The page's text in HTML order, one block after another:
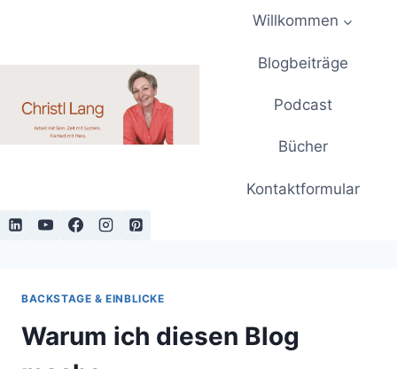
Willkommen
Blogbeiträge
Podcast
Bücher
Kontaktformular
BACKSTAGE & EINBLICKE
Warum ich diesen Blog